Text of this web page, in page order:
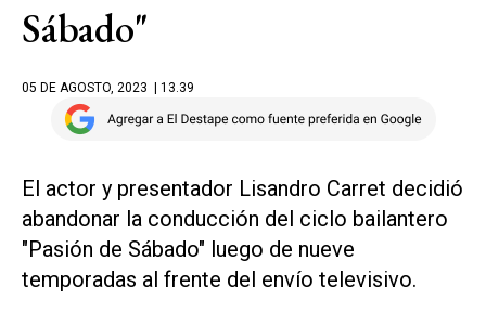
Sábado"
05 DE AGOSTO, 2023 | 13.39
El actor y presentador Lisandro Carret decidió
abandonar la conducción del ciclo bailantero
"Pasión de Sábado" luego de nueve
temporadas al frente del envío televisivo.